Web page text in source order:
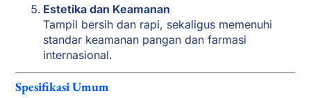
Estetika dan Keamanan
Tampil bersih dan rapi, sekaligus memenuhi
standar keamanan pangan dan farmasi
internasional.
Spesifikasi Umum